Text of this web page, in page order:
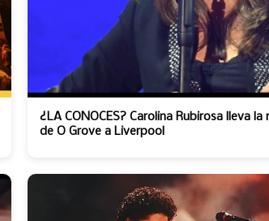
¿LA CONOCES? Carolina Rubirosa lleva la
de O Grove a Liverpool